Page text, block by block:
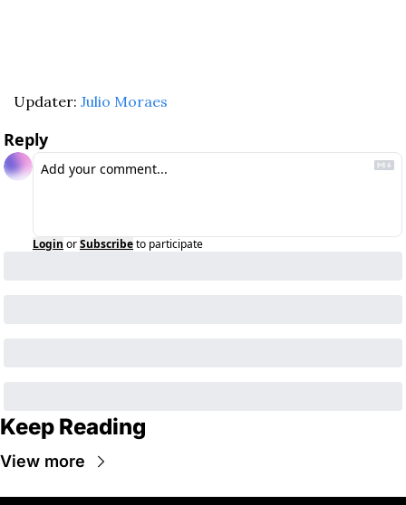
Updater: Julio Moraes
Reply
Login orSubscribeto participate
Keep Reading
View more